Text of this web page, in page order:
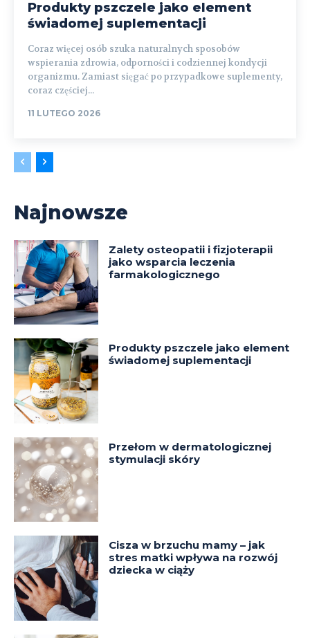
Produkty pszczele jako element
świadomej suplementacji
Coraz więcej osób szuka naturalnych sposobów
wspierania zdrowia, odporności i codziennej kondycji
organizmu. Zamiast sięgać po przypadkowe suplementy,
coraz częściej...
11 LUTEGO 2026
Najnowsze
Zalety osteopatii i fizjoterapii
jako wsparcia leczenia
farmakologicznego
Produkty pszczele jako element
świadomej suplementacji
Przełom w dermatologicznej
stymulacji skóry
Cisza w brzuchu mamy – jak
stres matki wpływa na rozwój
dziecka w ciąży